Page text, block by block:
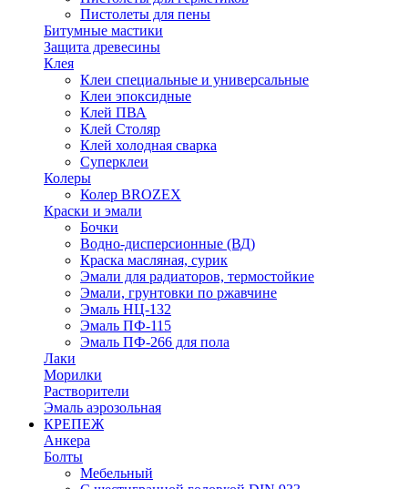
Пистолеты для пены
Битумные мастики
Защита древесины
Клея
Клеи специальные и универсальные
Клеи эпоксидные
Клей ПВА
Клей Столяр
Клей холодная сварка
Суперклеи
Колеры
Колер BROZEX
Краски и эмали
Бочки
Водно-дисперсионные (ВД)
Краска масляная, сурик
Эмали для радиаторов, термостойкие
Эмали, грунтовки по ржавчине
Эмаль НЦ-132
Эмаль ПФ-115
Эмаль ПФ-266 для пола
Лаки
Морилки
Растворители
Эмаль аэрозольная
КРЕПЕЖ
Анкера
Болты
Мебельный